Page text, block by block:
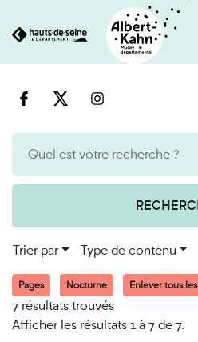
au
Trier par Type de contenu
Pages Nocturne Enlever tous
7 résultats trouvés
Afficher les résultats 1 à 7 de 7.
Cookies et traceurs utilisés sur ce